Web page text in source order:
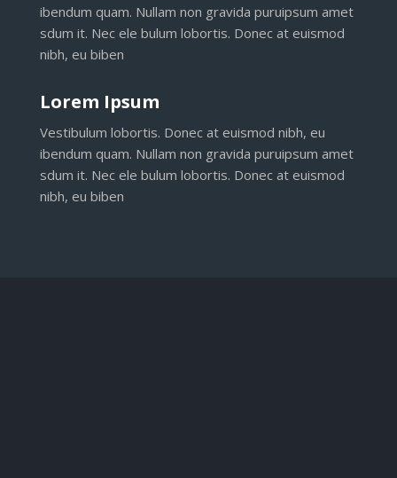
ibendum quam. Nullam non gravida puruipsum amet
sdum it. Nec ele bulum lobortis. Donec at euismod
nibh, eu biben
Lorem Ipsum
Vestibulum lobortis. Donec at euismod nibh, eu
ibendum quam. Nullam non gravida puruipsum amet
sdum it. Nec ele bulum lobortis. Donec at euismod
nibh, eu biben